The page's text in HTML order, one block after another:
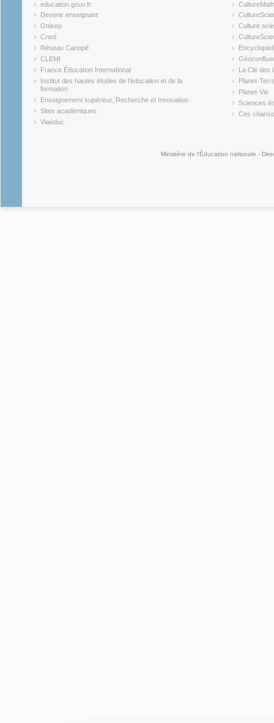
education.gouv.fr
(link is external)
Devenir enseignant
(link is external)
Onisep
(link is external)
Cned
(link is external)
Réseau Canopé
(link is external)
CLEMI
(link is external)
France Éducation International
(link is external)
Institut des hautes études de l'éducation et de la
formation
(link is external)
Enseignement supérieur, Recherche et Innovation
(link is external)
Sites académiques
(link is external)
Viaéduc
CultureMath
(link is
(link is
Culture
(link is
(link is
(link is
La Clé des
(link is
Planet-
(link is
Planet-Vie
(link is
Sciences
(link is
Ces
Ministère de l'Éducation nationale -